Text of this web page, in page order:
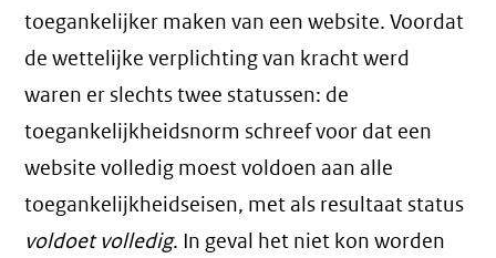
toegankelijker maken van een website. Voordat
de wettelijke verplichting van kracht werd
waren er slechts twee statussen: de
toegankelijkheidsnorm schreef voor dat een
website volledig moest voldoen aan alle
toegankelijkheidseisen, met als resultaat status
voldoet volledig. In geval het niet kon worden